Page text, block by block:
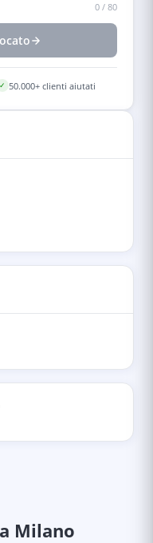
0 / 80
✓ 50.000+ clienti aiutati
a Milano